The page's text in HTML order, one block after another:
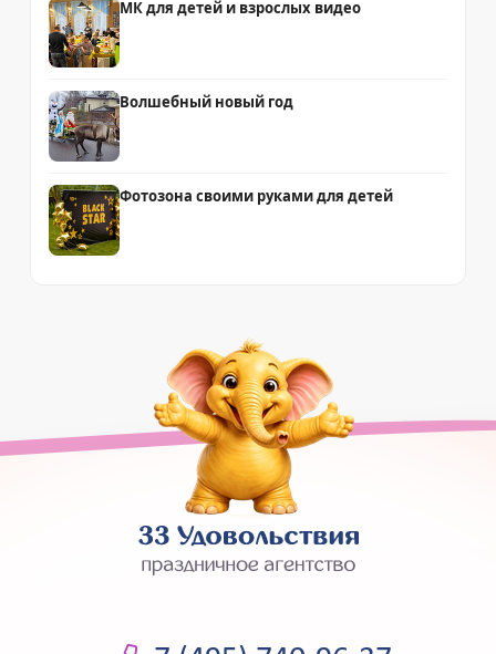
МК для детей и взрослых видео
Волшебный новый год
Фотозона своими руками для детей